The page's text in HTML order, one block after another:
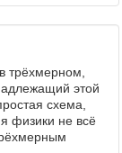
трëхмерном,
этой
схема,
физики не всё